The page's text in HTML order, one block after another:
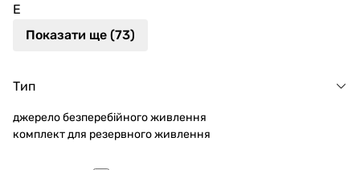
Е
Показати ще (73)
Тип
джерело безперебійного живлення
комплект для резервного живлення